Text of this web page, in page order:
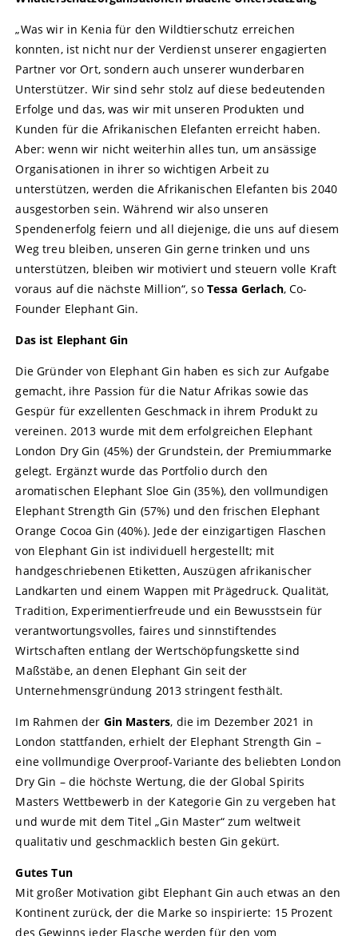
„Was wir in Kenia für den Wildtierschutz erreichen
konnten, ist nicht nur der Verdienst unserer engagierten
Partner vor Ort, sondern auch unserer wunderbaren
Unterstützer. Wir sind sehr stolz auf diese bedeutenden
Erfolge und das, was wir mit unseren Produkten und
Kunden für die Afrikanischen Elefanten erreicht haben.
Aber: wenn wir nicht weiterhin alles tun, um ansässige
Organisationen in ihrer so wichtigen Arbeit zu
unterstützen, werden die Afrikanischen Elefanten bis 2040
ausgestorben sein. Während wir also unseren
Spendenerfolg feiern und all diejenige, die uns auf diesem
Weg treu bleiben, unseren Gin gerne trinken und uns
unterstützen, bleiben wir motiviert und steuern volle Kraft
voraus auf die nächste Million“, so Tessa Gerlach, Co-
Founder Elephant Gin.
Das ist Elephant Gin
Die Gründer von Elephant Gin haben es sich zur Aufgabe
gemacht, ihre Passion für die Natur Afrikas sowie das
Gespür für exzellenten Geschmack in ihrem Produkt zu
vereinen. 2013 wurde mit dem erfolgreichen Elephant
London Dry Gin (45%) der Grundstein, der Premiummarke
gelegt. Ergänzt wurde das Portfolio durch den
aromatischen Elephant Sloe Gin (35%), den vollmundigen
Elephant Strength Gin (57%) und den frischen Elephant
Orange Cocoa Gin (40%). Jede der einzigartigen Flaschen
von Elephant Gin ist individuell hergestellt; mit
handgeschriebenen Etiketten, Auszügen afrikanischer
Landkarten und einem Wappen mit Prägedruck. Qualität,
Tradition, Experimentierfreude und ein Bewusstsein für
verantwortungsvolles, faires und sinnstiftendes
Wirtschaften entlang der Wertschöpfungskette sind
Maßstäbe, an denen Elephant Gin seit der
Unternehmensgründung 2013 stringent festhält.
Im Rahmen der Gin Masters, die im Dezember 2021 in
London stattfanden, erhielt der Elephant Strength Gin –
eine vollmundige Overproof-Variante des beliebten London
Dry Gin – die höchste Wertung, die der Global Spirits
Masters Wettbewerb in der Kategorie Gin zu vergeben hat
und wurde mit dem Titel „Gin Master“ zum weltweit
qualitativ und geschmacklich besten Gin gekürt.
Gutes Tun
Mit großer Motivation gibt Elephant Gin auch etwas an den
Kontinent zurück, der die Marke so inspirierte: 15 Prozent
des Gewinns jeder Flasche werden für den vom